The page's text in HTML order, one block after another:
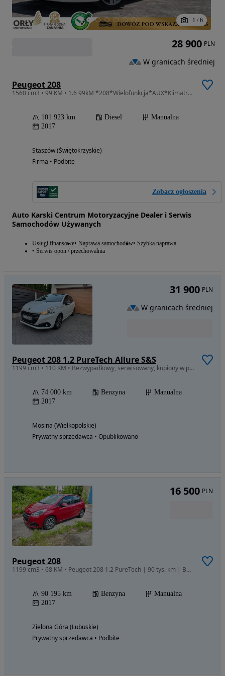
1 / 6
Peugeot 208
1560 cm3 • 99 KM • 1.6 99kM *208*Wielofunkcja*AUX*Klimatronic*Bluetooth*USB*ABS*
101 923 km Diesel
Manualna
2017
Staszów (Świętokrzyskie)
Firma • Podbite
Zobacz ogłoszenia
Auto Karski Centrum Motoryzacyjne Dealer i Serwis
Samochodów Używanych
Usługi finansowe Naprawa samochodów Szybka naprawa
Serwis opon / przechowalnia
28 900 PLN
W granicach średniej
Peugeot 208 1.2 PureTech Allure S&S
1199 cm3 • 110 KM • Bezwypadkowy, serwisowany, kupiony w polskim salonie w Zielonej Górze
74 000 km Benzyna
Manualna
2017
Mosina (Wielkopolskie)
Prywatny sprzedawca • Opublikowano
31 900 PLN
W granicach średniej
Peugeot 208
1199 cm3 • 68 KM • Peugeot 208 1.2 PureTech | 90 tys. km | Bardzo dobry stan | z Niemiec
90 195 km Benzyna
Manualna
2017
Zielona Góra (Lubuskie)
Prywatny sprzedawca • Podbite
16 500 PLN